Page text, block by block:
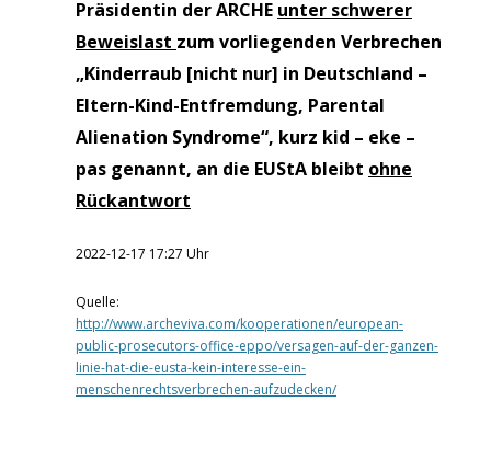
Präsidentin der ARCHE unter schwerer
Beweislast zum vorliegenden Verbrechen
„Kinderraub [nicht nur] in Deutschland –
Eltern-Kind-Entfremdung, Parental
Alienation Syndrome“, kurz kid – eke –
pas genannt, an die EUStA bleibt ohne
Rückantwort
2022-12-17 17:27 Uhr
Quelle:
http://www.archeviva.com/kooperationen/european-
public-prosecutors-office-eppo/versagen-auf-der-ganzen-
linie-hat-die-eusta-kein-interesse-ein-
menschenrechtsverbrechen-aufzudecken/